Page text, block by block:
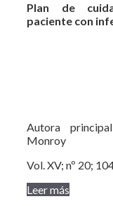
Plan de
paciente con
Autora
Monroy
Vol. XV; nº 20;
Leer más